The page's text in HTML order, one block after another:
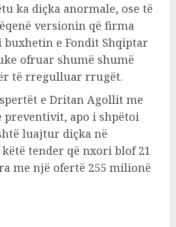
ka diçka anormale, ose të
versionin që firma
e Fondit Shqiptar
ofruar shumë shumë
të rregulluar rrugët.
e Dritan Agollit me
apo i shpëtoi
luajtur diçka në
tender që nxori blof 21
me një ofertë 255 milionë